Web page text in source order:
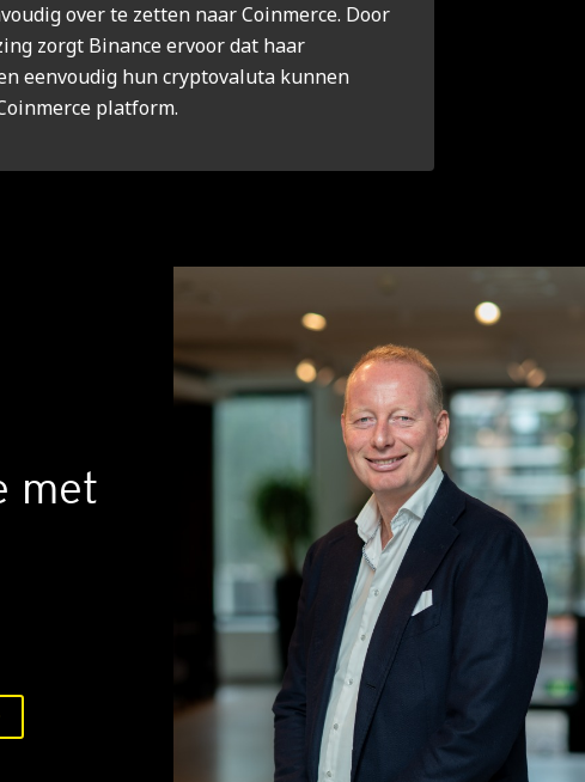
over te zetten naar Coinmerce. Door
zorgt Binance ervoor dat haar
eenvoudig hun cryptovaluta kunnen
platform.
met